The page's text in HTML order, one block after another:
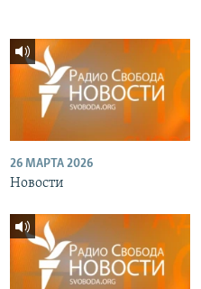
26 МАРТА 2026
Новости